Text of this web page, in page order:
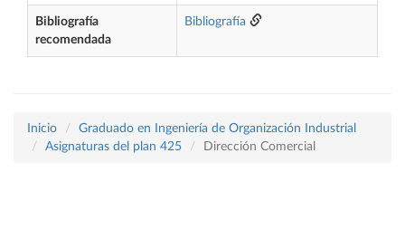
Bibliografía
recomendada
Bibliografía
Inicio
Graduado en Ingeniería de Organización Industrial
Asignaturas del plan 425
Dirección Comercial